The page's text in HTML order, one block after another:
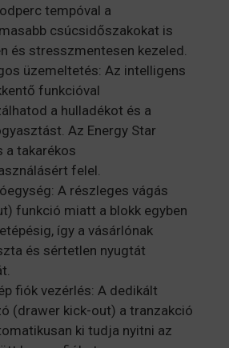
tempóval a
csúcsidőszakokat is
és stresszmentesen kezeled.
üzemeltetés: Az intelligens
funkcióval
a hulladékot és a
Az Energy Star
a takarékos
felel.
A részleges vágás
funkció miatt a blokk egyben
így a vásárlónak
és sértetlen nyugtát
fiók vezérlés: A dedikált
(drawer kick-out) a tranzakció
ki tudja nyitni az